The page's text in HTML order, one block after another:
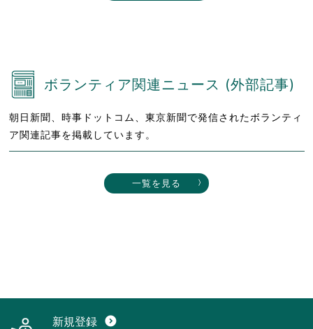
ボランティア関連ニュース (外部記事)
朝日新聞、時事ドットコム、東京新聞で発信されたボランティ
ア関連記事を掲載しています。
一覧を見る
新規登録 expand_circle_down